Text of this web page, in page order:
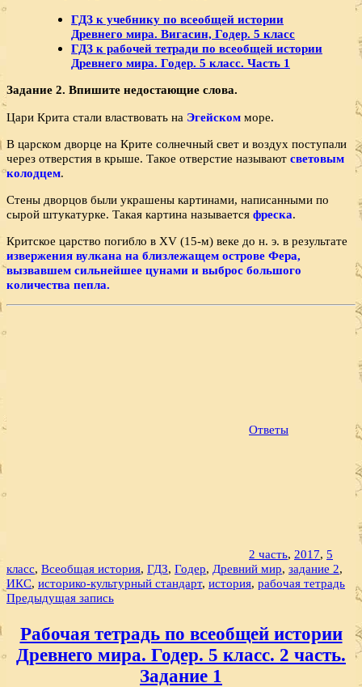
ГДЗ к учебнику по всеобщей истории
Древнего мира. Вигасин, Годер. 5 класс
ГДЗ к рабочей тетради по всеобщей истории
Древнего мира. Годер. 5 класс. Часть 1
Задание 2. Впишите недостающие слова.
Цари Крита стали властвовать на Эгейском море.
В царском дворце на Крите солнечный свет и воздух поступали
через отверстия в крыше. Такое отверстие называют световым
колодцем.
Стены дворцов были украшены картинами, написан­ными по
сырой штукатурке. Такая картина называется фреска.
Критское царство погибло в XV (15-м) веке до н. э. в результате
извержения вулкана на близлежащем острове Фера,
вызвавшем сильнейшее цунами и выброс большого
количества пепла.
Ответы
2 часть, 2017, 5
класс, Всеобщая история, ГДЗ, Годер, Древний мир, задание 2,
ИКС, историко-культурный стандарт, история, рабочая тетрадь
Навигация
записям
Предыдущая запись
Рабочая тетрадь по всеобщей истории
Древнего мира. Годер. 5 класс. 2 часть.
Задание 1